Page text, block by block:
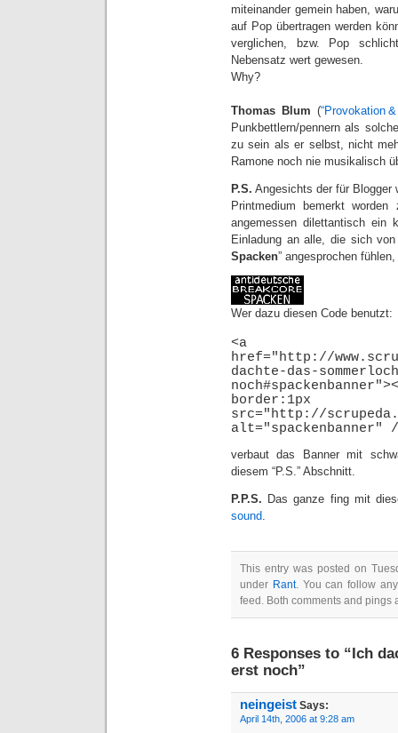
miteinander gemein haben,
auf Pop übertragen werden
verglichen, bzw. Pop
Nebensatz wert gewesen.
Why?
Thomas Blum (“Provokation
Punkbettlern/pennern als
zu sein als er selbst, nicht
Ramone noch nie musikalisch
P.S. Angesichts der für Blogger
Printmedium bemerkt
angemessen dilettantisch ein
Einladung an alle, die sich von
Spacken” angesprochen
Wer dazu diesen Code benutzt:
<a
href="http://
dachte-das-
src="http://
alt="spackenbanner"
verbaut das Banner mit
diesem “P.S.” Abschnitt.
P.P.S. Das ganze fing mit
sound.
This entry was posted on
under Rant. You can follow
feed. Both comments and pings
6 Responses to “Ich
erst noch”
neingeist Says:
April 14th, 2006 at 9:28 am